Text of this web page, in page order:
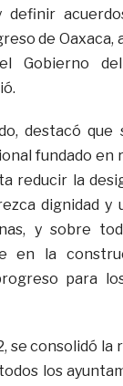
definir
de Oaxaca,
Gobierno
destacó que
fundado en
reducir la
dignidad
y sobre
en la
para
se consolidó
los